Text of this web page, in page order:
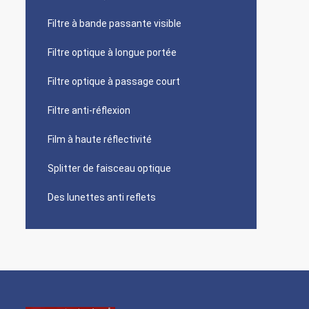
Filtre à bande passante visible
Filtre optique à longue portée
Filtre optique à passage court
Filtre anti-réflexion
Film à haute réflectivité
Splitter de faisceau optique
Des lunettes anti reflets